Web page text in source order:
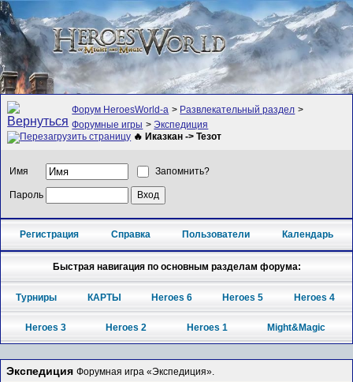
Форум HeroesWorld-а > Развлекательный раздел >
Форумные игры >Экспедиция
🔥 Иказкан -> Тезот
Имя Запомнить?
Пароль
Регистрация Справка Пользователи Календарь
Быстрая навигация по основным разделам форума:
Турниры КАРТЫ Heroes 6 Heroes 5 Heroes 4
Heroes 3 Heroes 2 Heroes 1 Might&Magic
Экспедиция Форумная игра «Экспедиция».